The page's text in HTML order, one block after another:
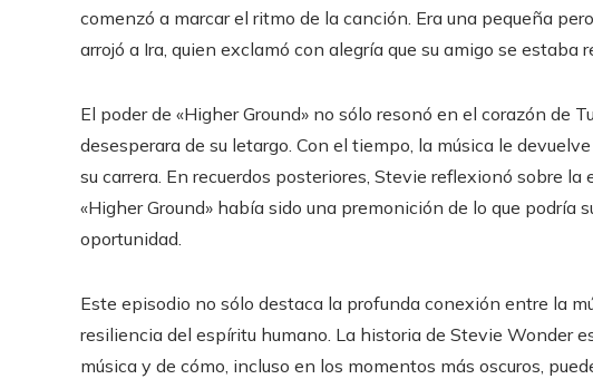
comenzó a marcar el ritmo de la canción. Era una pequeña
arrojó a Ira, quien exclamó con alegría que su amigo se estaba
El poder de «Higher Ground» no sólo resonó en el corazón de
desesperara de su letargo. Con el tiempo, la música le
su carrera. En recuerdos posteriores, Stevie reflexionó sobre
«Higher Ground» había sido una premonición de lo que podría
oportunidad.
Este episodio no sólo destaca la profunda conexión entre la
resiliencia del espíritu humano. La historia de Stevie Wonder
música y de cómo, incluso en los momentos más oscuros,